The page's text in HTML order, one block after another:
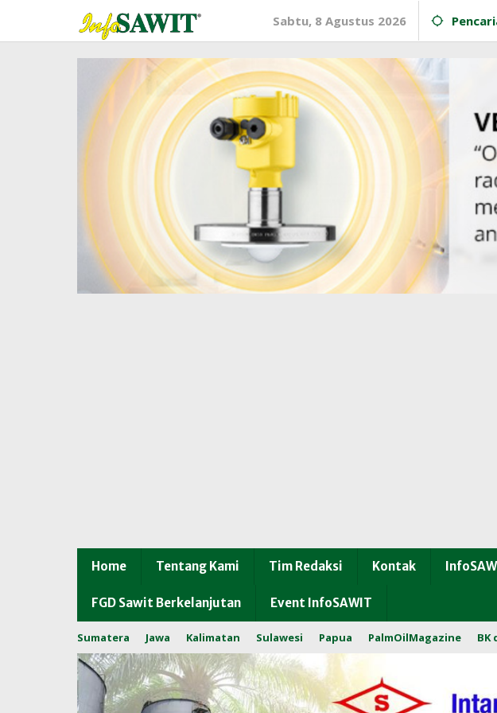
konten
Sabtu, 8 Agustus 2026
Home Tentang Kami Tim Redaksi Kontak
FGD Sawit Berkelanjutan Event InfoSAWIT
Sumatera Jawa Kalimatan Sulawesi Papua PalmOilMagazine BK